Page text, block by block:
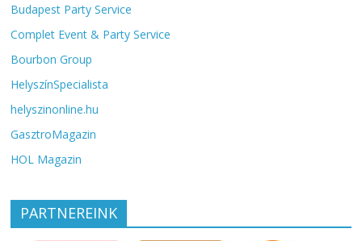
Budapest Party Service
Complet Event & Party Service
Bourbon Group
HelyszínSpecialista
helyszinonline.hu
GasztroMagazin
HOL Magazin
PARTNEREINK